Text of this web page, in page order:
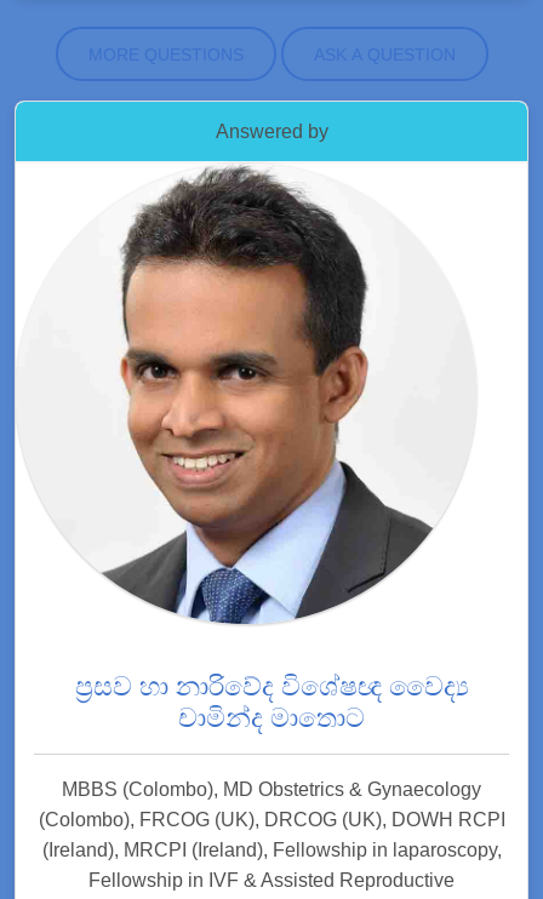
MORE QUESTIONS ASK A QUESTION
Answered by
ප්‍රසව හා නාරිවේද විශේෂඥ වෛද්‍ය
චාමින්ද මාතොට
MBBS (Colombo), MD Obstetrics & Gynaecology
(Colombo), FRCOG (UK), DRCOG (UK), DOWH RCPI
(Ireland), MRCPI (Ireland), Fellowship in laparoscopy,
Fellowship in IVF & Assisted Reproductive